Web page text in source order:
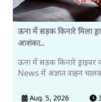
ऊना में सड़क किनारे मिला
आशंका...
ऊना में सड़क किनारे
News में अज्ञात वाहन
Aug. 5, 2026